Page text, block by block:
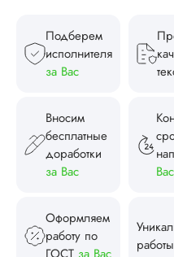
Подберем
исполнителя
за Вас
Вносим
бесплатные
доработки
за Вас
Вас
Оформляем
работу по